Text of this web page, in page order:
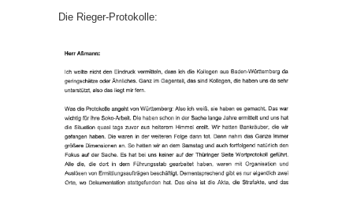
Die Rieger-Protokolle: